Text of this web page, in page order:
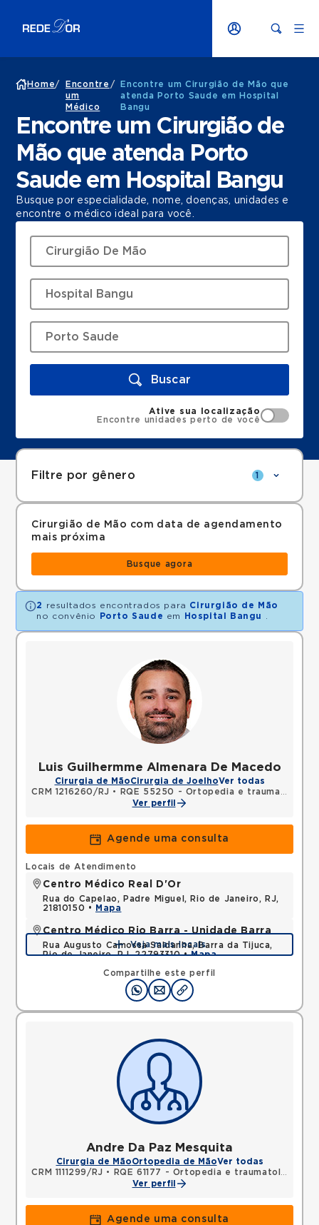
Home/
Encontre
um
Médico
/
Encontre um Cirurgião de Mão que
atenda Porto Saude em Hospital
Bangu
Encontre um Cirurgião de
Mão que atenda Porto
Saude em Hospital Bangu
Busque por especialidade, nome, doenças, unidades e
encontre o médico ideal para você.
Buscar
Ative sua localização
Encontre unidades perto de você
Filtre por gênero 1
Cirurgião de Mão com data de agendamento
mais próxima
Busque agora
2 resultados encontrados para Cirurgião de Mão
no convênio
Porto Saude em Hospital Bangu
Luis Guilhermme Almenara De Macedo
Cirurgia de MãoCirurgia de JoelhoVer todas
CRM 1216260/RJ •
RQE 55250 - Ortopedia e traumatologia
Ver perfil
Agende uma consulta
Compartilhe este perfil
Locais de Atendimento
Centro Médico Real D'Or
Rua do Capelao, Padre Miguel, Rio de Janeiro, RJ,
21810150 •
Mapa
Centro Médico Rio Barra - Unidade Barra
Rua Augusto Camossa Saldanha, Barra da Tijuca,
Rio de Janeiro, RJ, 22793310 •Mapa
Veja mais locais
Andre Da Paz Mesquita
Cirurgia de MãoOrtopedia de MãoVer todas
CRM 1111299/RJ •
RQE 61177 - Ortopedia e traumatologia
Ver perfil
Agende uma consulta